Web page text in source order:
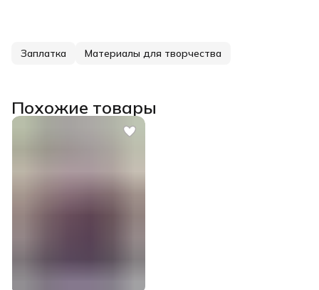
Заплатка Материалы для творчества
Похожие товары